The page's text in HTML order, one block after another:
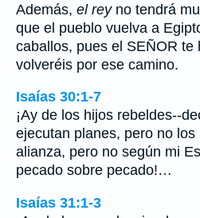
Además, el reyno tendrá
que el pueblo vuelva a
caballos, pues el SEÑOR te
volveréis por ese camino.
Isaías 30:1-7
¡Ay de los hijos rebeldes--
ejecutan planes, pero no los
alianza, pero no según mi
pecado sobre pecado!…
Isaías 31:1-3